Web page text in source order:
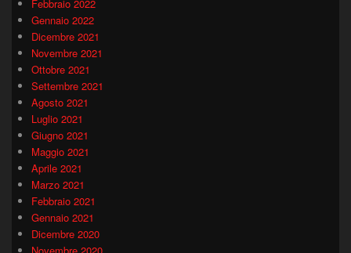
Febbraio 2022
Gennaio 2022
Dicembre 2021
Novembre 2021
Ottobre 2021
Settembre 2021
Agosto 2021
Luglio 2021
Giugno 2021
Maggio 2021
Aprile 2021
Marzo 2021
Febbraio 2021
Gennaio 2021
Dicembre 2020